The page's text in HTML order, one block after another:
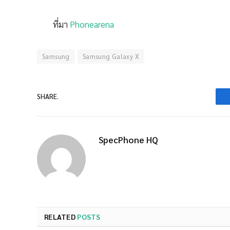
ที่มา Phonearena
Samsung Samsung Galaxy X
SHARE.
SpecPhone HQ
RELATED POSTS